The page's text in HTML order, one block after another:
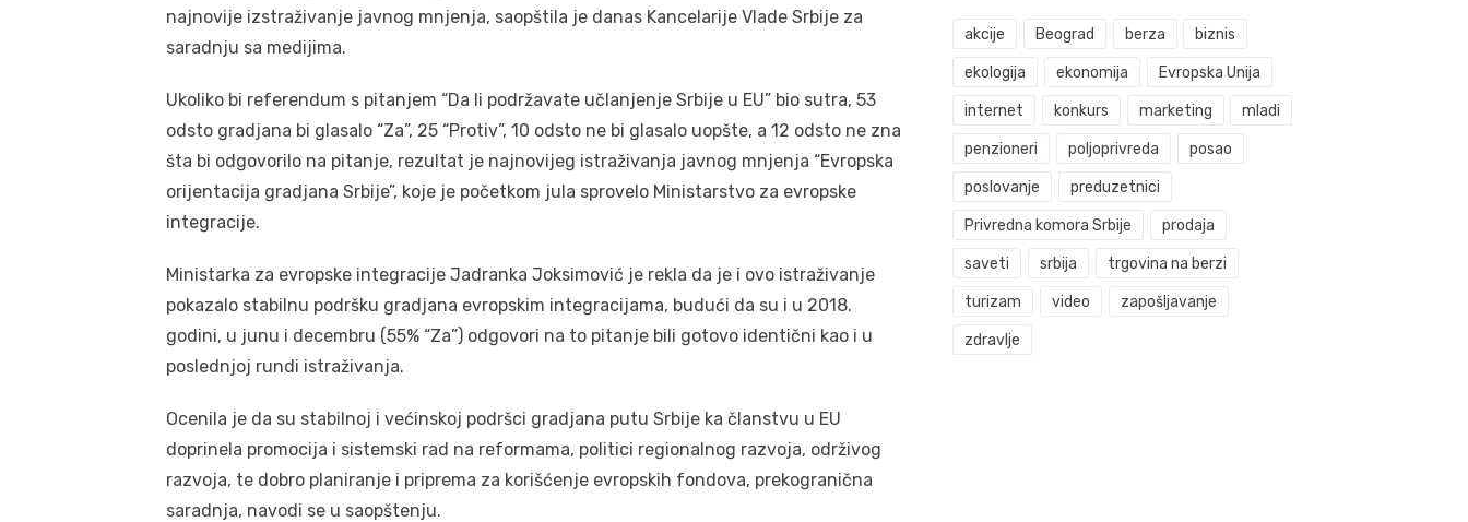
najnovije izstraživanje javnog mnjenja, saopštila je danas Kancelarije Vlade Srbije za
saradnju sa medijima.
Ukoliko bi referendum s pitanjem “Da li podržavate učlanjenje Srbije u EU” bio sutra, 53
odsto gradjana bi glasalo “Za”, 25 “Protiv”, 10 odsto ne bi glasalo uopšte, a 12 odsto ne zna
šta bi odgovorilo na pitanje, rezultat je najnovijeg istraživanja javnog mnjenja “Evropska
orijentacija gradjana Srbije”, koje je početkom jula sprovelo Ministarstvo za evropske
integracije.
Ministarka za evropske integracije Jadranka Joksimović je rekla da je i ovo istraživanje
pokazalo stabilnu podršku gradjana evropskim integracijama, budući da su i u 2018.
godini, u junu i decembru (55% “Za”) odgovori na to pitanje bili gotovo identični kao i u
poslednjoj rundi istraživanja.
Ocenila je da su stabilnoj i većinskoj podršci gradjana putu Srbije ka članstvu u EU
doprinela promocija i sistemski rad na reformama, politici regionalnog razvoja, održivog
razvoja, te dobro planiranje i priprema za korišćenje evropskih fondova, prekogranična
saradnja, navodi se u saopštenju.
akcije Beograd berza biznis
ekologija ekonomija Evropska Unija
internet konkurs marketing mladi
penzioneri poljoprivreda posao
poslovanje preduzetnici
Privredna komora Srbije prodaja
saveti srbija trgovina na berzi
turizam video zapošljavanje
zdravlje